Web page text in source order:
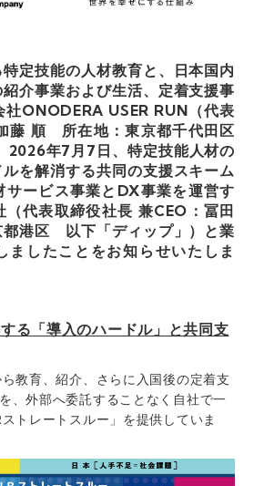
定技能の人材教育と、日本国内
介事業および生活、定着支援事
社ONODERA USER RUN（代表
藤 順 所在地：東京都千代田区
2026年7月7日、特定技能人材の
を解消する共同の支援スキーム
サービス事業とDX事業を運営す
（代表取締役社長 兼CEO：冨田
港区 以下「ディップ」）と業
ましたことをお知らせいたしま
る「導入のハードル」と共同支
教育、紹介、さらに入国後の定着支
、外部へ委託することなく自社で一
トレートスルー」を提供していま